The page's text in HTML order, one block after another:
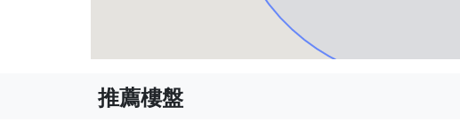
推薦樓盤